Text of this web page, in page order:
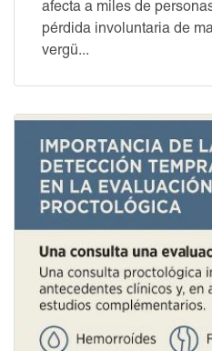
afecta a miles de
pérdida involuntaria de
vergü...